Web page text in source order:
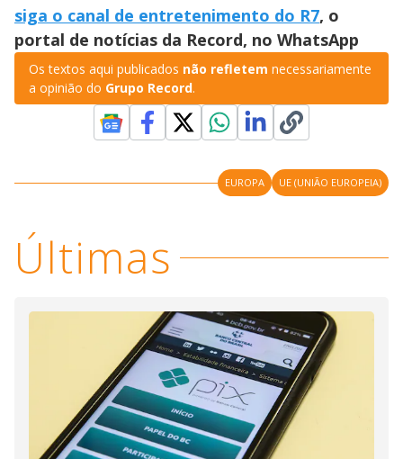
siga o canal de entretenimento do R7, o
portal de notícias da Record, no WhatsApp
Os textos aqui publicados não refletem necessariamente
a opinião do Grupo Record.
EUROPA UE (UNIÃO EUROPEIA)
Últimas